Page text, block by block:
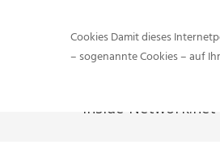
Inside-Network.net
Cookies Damit dieses
– sogenannte Cookies – auf